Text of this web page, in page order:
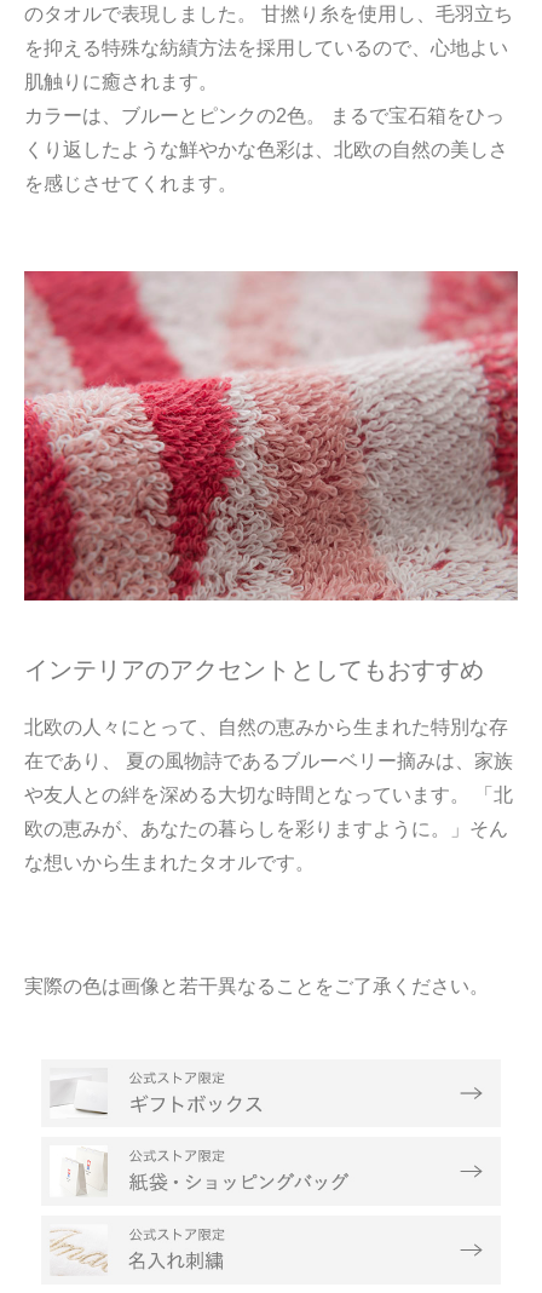
のタオルで表現しました。 甘撚り糸を使用し、毛羽立ち
を抑える特殊な紡績方法を採用しているので、心地よい
肌触りに癒されます。
カラーは、ブルーとピンクの2色。 まるで宝石箱をひっ
くり返したような鮮やかな色彩は、北欧の自然の美しさ
を感じさせてくれます。
インテリアのアクセントとしてもおすすめ
北欧の人々にとって、自然の恵みから生まれた特別な存
在であり、 夏の風物詩であるブルーベリー摘みは、家族
や友人との絆を深める大切な時間となっています。 「北
欧の恵みが、あなたの暮らしを彩りますように。」そん
な想いから生まれたタオルです。
実際の色は画像と若干異なることをご了承ください。